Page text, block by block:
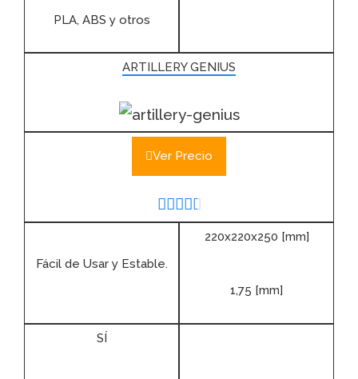
PLA, ABS y otros
ARTILLERY GENIUS
Ver Precio

Fácil de Usar y Estable.
220x220x250 [mm]
1,75 [mm]
SÍ